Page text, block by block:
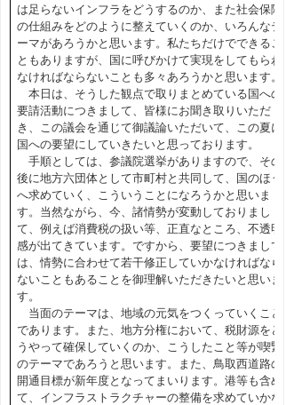
は足らないインフラをどうするのか、また社会保障
の仕組みをどのように整えていくのか、いろんなテ
ーマがあろうかと思います。私たちだけでできるこ
ともありますが、国に呼びかけて実現をしてもらわ
なければならないことも多々あろうかと思います。
本日は、そうした観点で取りまとめている国への
要請活動につきまして、皆様にお聞き取りいただ
き、この議会を通じて御議論いただいて、この夏に
国への要望にしていきたいと思っております。
手順としては、参議院選挙がありますので、その
後に地方六団体として市町村と共同して、国のほう
へ求めていく、こういうことになろうかと思いま
す。当然ながら、今、諸情勢が変動しておりまし
て、例えば消費税の扱い等、正直なところ、不透明
感が出てきています。ですから、要望につきまして
は、情勢に合わせて若干修正していかなければなら
ないこともあることを御理解いただきたいと思いま
す。
当面のテーマは、地域の元気をつくっていくこと
であります。また、地方分権において、税財源をど
うやって確保していくのか、こうしたこと等が喫緊
のテーマであろうと思います。また、鳥取西道路の
開通目標が新年度となってまいります。港等も含め
て、インフラストラクチャーの整備を求めていかな